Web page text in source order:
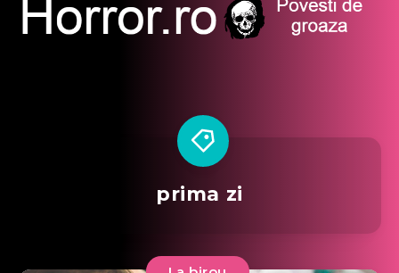
prima zi